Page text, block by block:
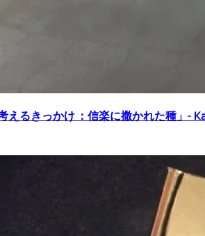
えるきっかけ ：信楽に撒かれた種」-